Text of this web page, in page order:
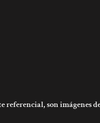
referencial, son imágenes